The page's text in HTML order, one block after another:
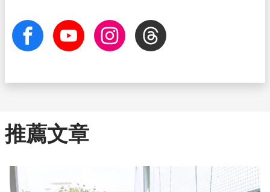
facebook Youtube InstagramThreads
推薦文章